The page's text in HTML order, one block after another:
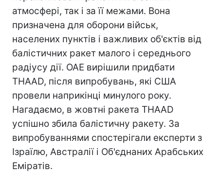
атмосфері, так і за її межами. Вона
призначена для оборони військ,
населених пунктів і важливих об'єктів від
балістичних ракет малого і середнього
радіусу дії. ОАЕ вирішили придбати
THAAD, після випробувань, які США
провели наприкінці минулого року.
Нагадаємо, в жовтні ракета THAAD
успішно збила балістичну ракету. За
випробуваннями спостерігали експерти з
Ізраїлю, Австралії і Об'єднаних Арабських
Еміратів.